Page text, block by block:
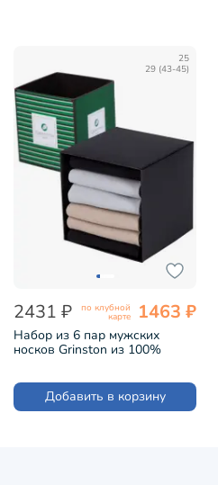
25
29 (43-45)
2431 ₽ по клубной
карте 1463 ₽
Набор из 6 пар мужских
носков Grinston из 100%
Добавить в корзину